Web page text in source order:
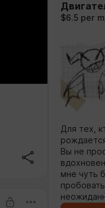
$6.5 per
Для тех,
Вы не
мне чуть